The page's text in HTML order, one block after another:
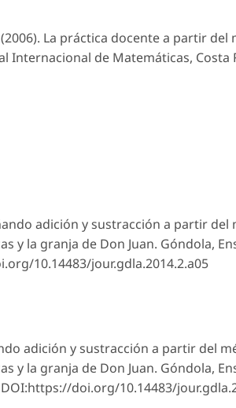
La práctica docente a partir
Internacional de Matemáticas, Costa
adición y sustracción a partir del
y la granja de Don Juan. Góndola,
10.14483/jour.gdla.2014.2.a05
adición y sustracción a partir del
y la granja de Don Juan. Góndola,
DOI:https://doi.org/10.14483/